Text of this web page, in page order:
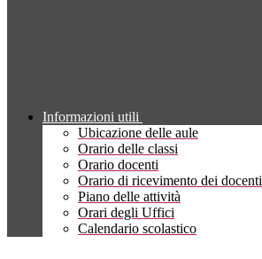
Informazioni utili
Ubicazione delle aule
Orario delle classi
Orario docenti
Orario di ricevimento dei docenti
Piano delle attività
Orari degli Uffici
Calendario scolastico